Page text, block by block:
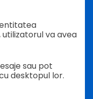
va avea
sau pot
desktopul lor.